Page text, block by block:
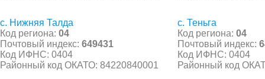
с. Нижняя Талда
Код региона: 04
Почтовый индекс: 649431
Код ИФНС: 0404
Районный код ОКАТО: 84220840001
с. Теньга
Код региона: 04
Почтовый индекс:
Код ИФНС: 0404
Районный код